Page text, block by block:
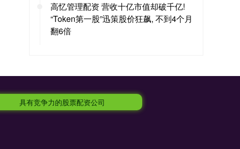
高忆管理配资 营收十亿市值却破千亿!
“Token第一股”迅策股价狂飙, 不到4个月
翻6倍
具有竞争力的股票配资公司